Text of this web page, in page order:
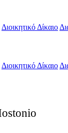
Διοικητικό Δίκαιο
Διοικητικό Δίκαιο